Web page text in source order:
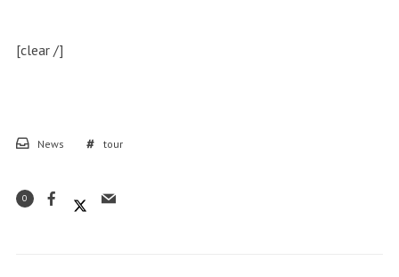
[clear /]
News tour
0